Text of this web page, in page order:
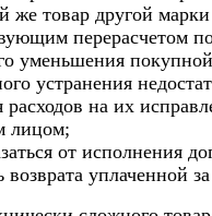
же товар другой
перерасчетом
уменьшения
устранения
на их
лицом;
от исполнения
возврата уплаченной